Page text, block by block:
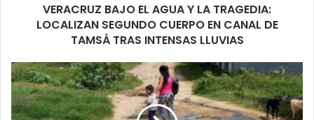
CUERPO
TAMSÁ
TRAS
INTENSAS
LLUVIAS
VERACRUZ BAJO EL AGUA Y LA TRAGEDIA:
LOCALIZAN SEGUNDO CUERPO EN CANAL DE
TAMSÁ TRAS INTENSAS LLUVIAS
ENTRE
AGUAS
NEGRAS
Y